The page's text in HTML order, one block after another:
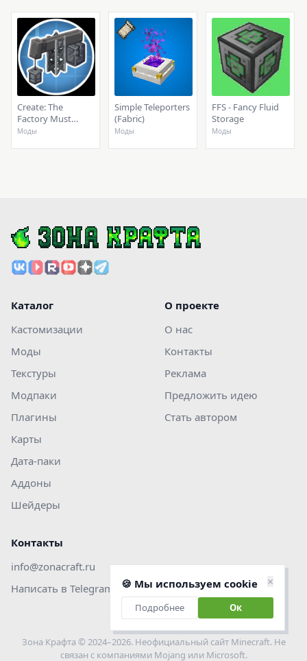
Create: The
Factory Must
Grow
Моды
Simple Teleporters
(Fabric)
Моды
FFS - Fancy Fluid
Storage
Моды
Каталог
Кастомизации
Моды
Текстуры
Модпаки
Плагины
Карты
Дата-паки
Аддоны
Шейдеры
О проекте
О нас
Контакты
Реклама
Предложить идею
Стать автором
Контакты
info@zonacraft.ru
Написать в Telegram
Зона Крафта © 2024–2026. Неофициальный сайт Minecraft. Не
связан с компаниями Mojang или Microsoft.
🍪 Мы используем cookie ×
Подробнее Ок